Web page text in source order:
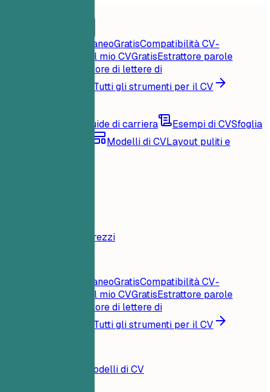
Punteggio CV istantaneoGratisCompatibilità CV-
Critica il mio CVGratisEstrattore parole
Generatore di lettere di
Tutti gli strumenti per il CV
Consigli e guide di carriera Esempi di CVSfoglia
Modelli di CVLayout puliti e
Prezzi
Punteggio CV istantaneoGratisCompatibilità CV-
Critica il mio CVGratisEstrattore parole
Generatore di lettere di
Tutti gli strumenti per il CV
Modelli di CV